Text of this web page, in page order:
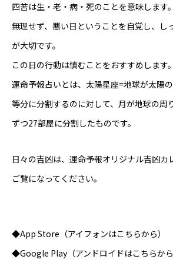
四苦は生・老・病・死のことを意味します。
無理せず、悪い日ということを自覚し、し
が大切です。
この日の行動は慎むことをおすすめします。
運命予報占いとは、太陽星座=地球が太陽
等分に分割するのに対して、月が地球の周
ずつ27部屋に分割したものです。
日々の吉凶は、運命予報オリジナル吉凶カ
ご覧になってください。
◆App Store（アイフォンはこちらから）
◆Google Play（アンドロイドはこちらから